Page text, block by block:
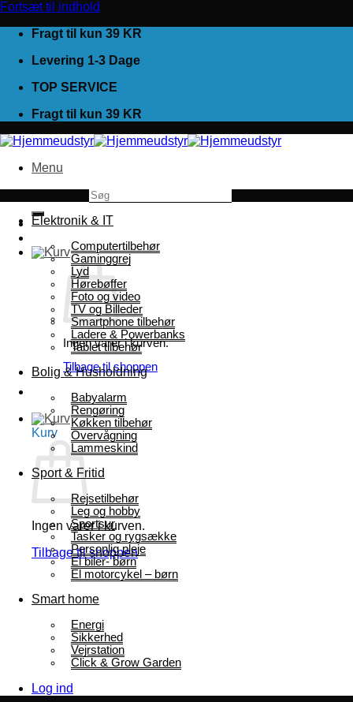
Fortsæt til indhold
Fragt til kun 39 KR
Levering 1-3 Dage
TOP SERVICE
Fragt til kun 39 KR
Menu
Ingen varer i kurven.
Tilbage til shoppen
Kurv
Ingen varer i kurven.
Tilbage til shoppen
Elektronik & IT
Computertilbehør
Gaminggrej
Lyd
Hørebøffer
Foto og video
TV og Billeder
Smartphone tilbehør
Ladere & Powerbanks
Tablet tilbehør
Bolig & Husholdning
Babyalarm
Rengøring
Køkken tilbehør
Overvågning
Lammeskind
Sport & Fritid
Rejsetilbehør
Leg og hobby
Sportsur
Tasker og rygsække
Personlig pleje
El biler- børn
El motorcykel – børn
Smart home
Energi
Sikkerhed
Vejrstation
Click & Grow Garden
Log ind